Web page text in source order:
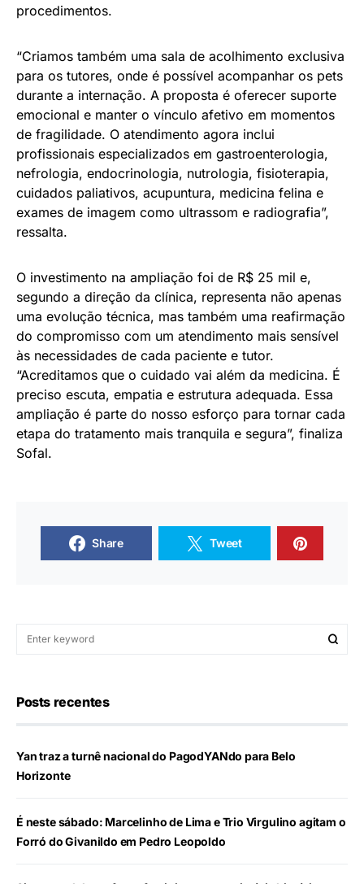
procedimentos.
“Criamos também uma sala de acolhimento exclusiva
para os tutores, onde é possível acompanhar os pets
durante a internação. A proposta é oferecer suporte
emocional e manter o vínculo afetivo em momentos
de fragilidade. O atendimento agora inclui
profissionais especializados em gastroenterologia,
nefrologia, endocrinologia, nutrologia, fisioterapia,
cuidados paliativos, acupuntura, medicina felina e
exames de imagem como ultrassom e radiografia”,
ressalta.
O investimento na ampliação foi de R$ 25 mil e,
segundo a direção da clínica, representa não apenas
uma evolução técnica, mas também uma reafirmação
do compromisso com um atendimento mais sensível
às necessidades de cada paciente e tutor.
“Acreditamos que o cuidado vai além da medicina. É
preciso escuta, empatia e estrutura adequada. Essa
ampliação é parte do nosso esforço para tornar cada
etapa do tratamento mais tranquila e segura”, finaliza
Sofal.
Share Tweet
Posts recentes
Yan traz a turnê nacional do PagodYANdo para Belo
Horizonte
É neste sábado: Marcelinho de Lima e Trio Virgulino agitam o
Forró do Givanildo em Pedro Leopoldo